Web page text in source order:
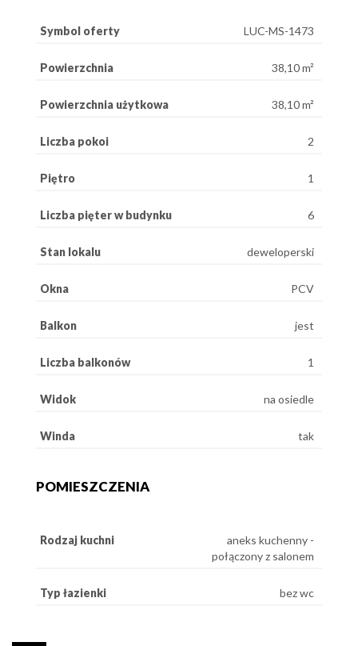
Symbol oferty LUC-MS-1473
Powierzchnia 38,10 m²
Powierzchnia użytkowa 38,10 m²
Liczba pokoi 2
Piętro 1
Liczba pięter w budynku 6
Stan lokalu deweloperski
Okna PCV
Balkon jest
Liczba balkonów 1
Widok na osiedle
Winda tak
POMIESZCZENIA
Rodzaj kuchni
aneks kuchenny -
połączony z salonem
Typ łazienki bez wc